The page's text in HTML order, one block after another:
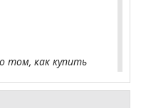
том, как купить
нашего
.